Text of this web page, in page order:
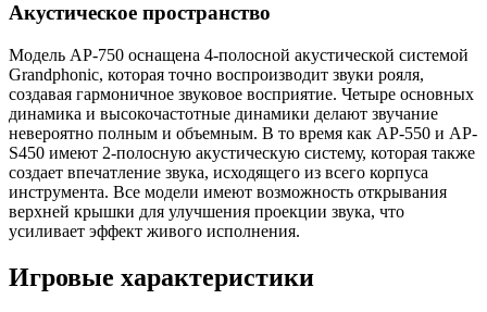
Акустическое пространство
Модель AP-750 оснащена 4-полосной акустической системой
Grandphonic, которая точно воспроизводит звуки рояля,
создавая гармоничное звуковое восприятие. Четыре основных
динамика и высокочастотные динамики делают звучание
невероятно полным и объемным. В то время как AP-550 и AP-
S450 имеют 2-полосную акустическую систему, которая также
создает впечатление звука, исходящего из всего корпуса
инструмента. Все модели имеют возможность открывания
верхней крышки для улучшения проекции звука, что
усиливает эффект живого исполнения.
Игровые характеристики